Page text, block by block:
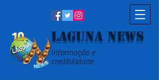
Laguna News
Informação e
credibilidade